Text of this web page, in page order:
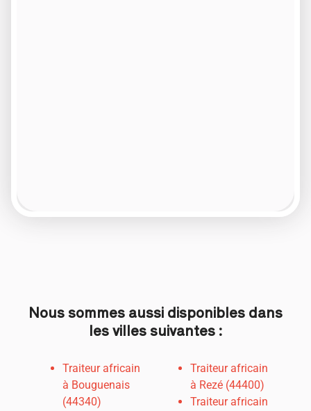
Nous sommes aussi disponibles dans
les villes suivantes :
Traiteur africain
à Bouguenais
(44340)
Traiteur africain
à Rezé (44400)
Traiteur africain